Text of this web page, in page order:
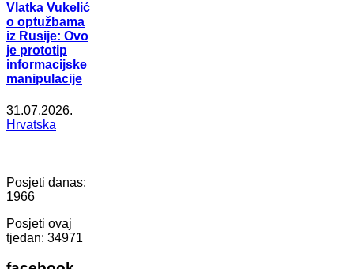
Vlatka Vukelić
o optužbama
iz Rusije: Ovo
je prototip
informacijske
manipulacije
31.07.2026.
Hrvatska
Posjeti danas:
1966
Posjeti ovaj
tjedan: 34971